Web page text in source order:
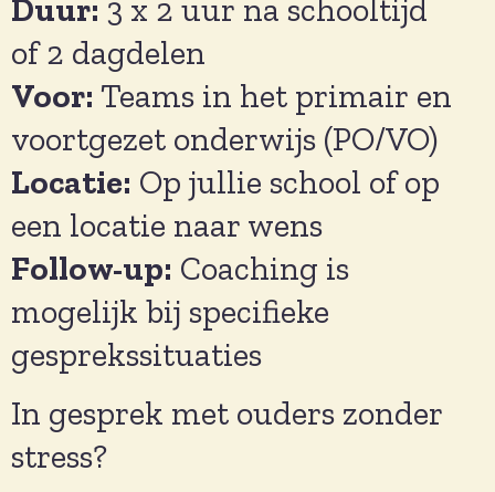
Duur: 3 x 2 uur na schooltijd
of 2 dagdelen
Voor: Teams in het primair en
voortgezet onderwijs (PO/VO)
Locatie: Op jullie school of op
een locatie naar wens
Follow-up: Coaching is
mogelijk bij specifieke
gesprekssituaties
In gesprek met ouders zonder
stress?